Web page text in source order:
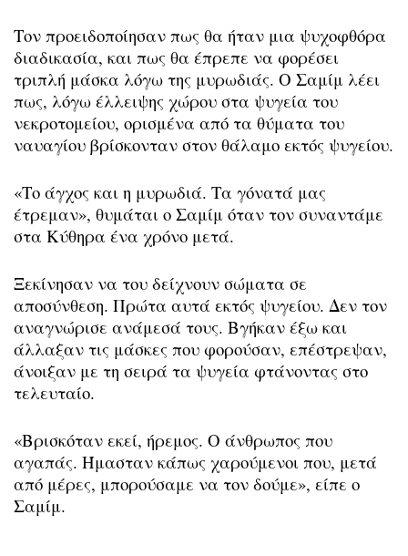
Τον προειδοποίησαν πως θα ήταν μια ψυχοφθόρα
διαδικασία, και πως θα έπρεπε να φορέσει
τριπλή μάσκα λόγω της μυρωδιάς. Ο Σαμίμ λέει
πως, λόγω έλλειψης χώρου στα ψυγεία του
νεκροτομείου, ορισμένα από τα θύματα του
ναυαγίου βρίσκονταν στον θάλαμο εκτός ψυγείου.
«Το άγχος και η μυρωδιά. Τα γόνατά μας
έτρεμαν», θυμάται ο Σαμίμ όταν τον συναντάμε
στα Κύθηρα ένα χρόνο μετά.
Ξεκίνησαν να του δείχνουν σώματα σε
αποσύνθεση. Πρώτα αυτά εκτός ψυγείου. Δεν τον
αναγνώρισε ανάμεσά τους. Βγήκαν έξω και
άλλαξαν τις μάσκες που φορούσαν, επέστρεψαν,
άνοιξαν με τη σειρά τα ψυγεία φτάνοντας στο
τελευταίο.
«Βρισκόταν εκεί, ήρεμος. Ο άνθρωπος που
αγαπάς. Ήμασταν κάπως χαρούμενοι που, μετά
από μέρες, μπορούσαμε να τον δούμε», είπε ο
Σαμίμ.